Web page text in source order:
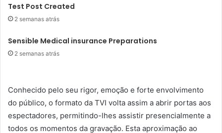
Test Post Created
2 semanas atrás
Sensible Medical insurance Preparations
2 semanas atrás
Conhecido pelo seu rigor, emoção e forte envolvimento
do público, o formato da TVI volta assim a abrir portas aos
espectadores, permitindo-lhes assistir presencialmente a
todos os momentos da gravação. Esta aproximação ao